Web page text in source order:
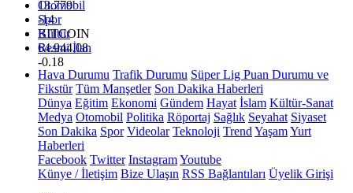
13.779
-14
BITCOIN
64.944,08
-0.18
Otomobil
Spor
Kültür
Resmi İlan
Hava Durumu Trafik Durumu Süper Lig Puan Durumu ve
Fikstür Tüm Manşetler Son Dakika Haberleri
Dünya Eğitim Ekonomi Gündem Hayat İslam Kültür-Sanat
Medya Otomobil Politika Röportaj Sağlık Seyahat Siyaset
Son Dakika Spor Videolar Teknoloji Trend YaşamYurt
Haberleri
Facebook Twitter InstagramYoutube
Künye / İletişim Bize Ulaşın RSS Bağlantıları Üyelik Girişi